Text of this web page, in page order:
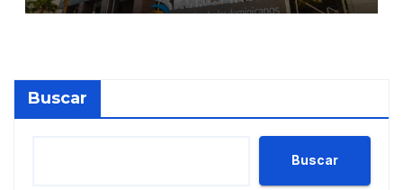
perspectiva Estable
Buscar
Buscar